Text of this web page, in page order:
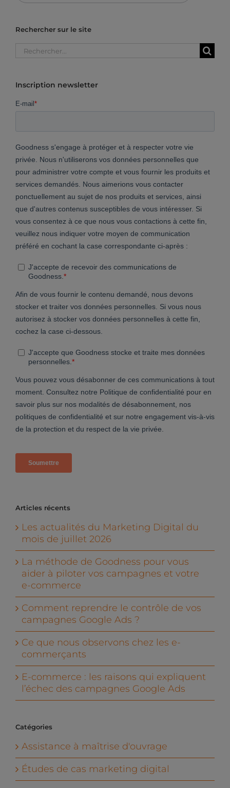
Rechercher sur le site
Rechercher:
Inscription newsletter
Articles récents
Les actualités du Marketing Digital du
mois de juillet 2026
La méthode de Goodness pour vous
aider à piloter vos campagnes et votre
e-commerce
Comment reprendre le contrôle de vos
campagnes Google Ads ?
Ce que nous observons chez les e-
commerçants
E-commerce : les raisons qui expliquent
l’échec des campagnes Google Ads
Catégories
Assistance à maîtrise d'ouvrage
Études de cas marketing digital